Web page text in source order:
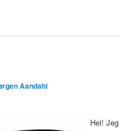
Aandahl
Hei! Jeg